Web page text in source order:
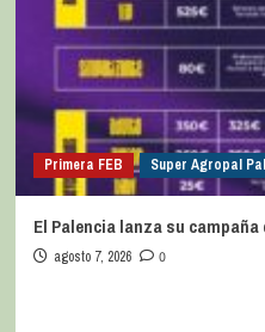
Primera FEB Super Agropal
El Palencia lanza su campaña
agosto 7, 2026 0